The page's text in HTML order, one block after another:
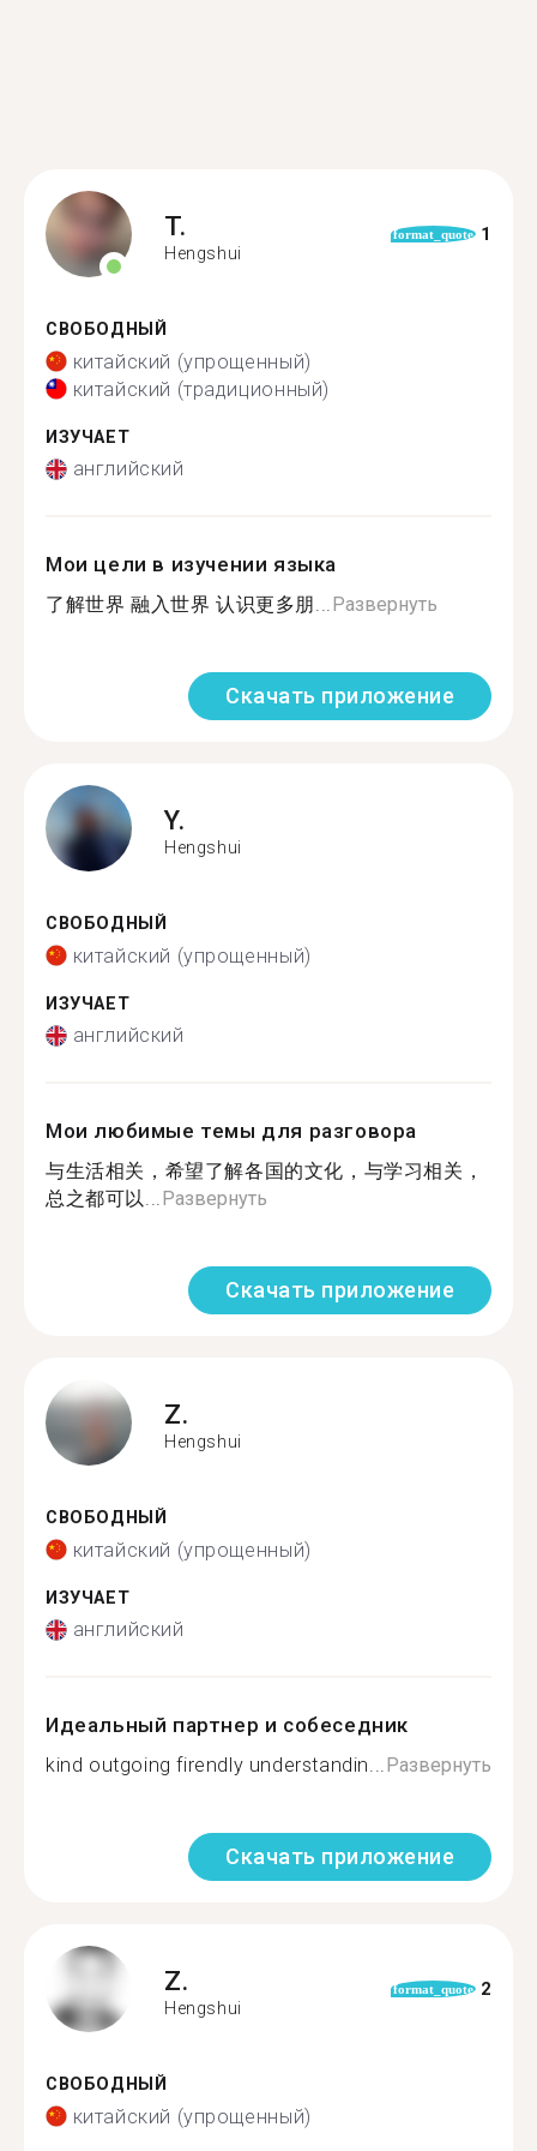
T.
Hengshui
format_quote 1
СВОБОДНЫЙ
китайский (упрощенный)
китайский (традиционный)
ИЗУЧАЕТ
английский
Мои цели в изучении языка
了解世界 融入世界 认识更多朋...Развернуть
Скачать приложение
Y.
Hengshui
СВОБОДНЫЙ
китайский (упрощенный)
ИЗУЧАЕТ
английский
Мои любимые темы для разговора
与生活相关，希望了解各国的文化，与学习相关，
总之都可以...Развернуть
Скачать приложение
Z.
Hengshui
СВОБОДНЫЙ
китайский (упрощенный)
ИЗУЧАЕТ
английский
Идеальный партнер и собеседник
kind outgoing firendly understandin...Развернуть
Скачать приложение
Z.
Hengshui
format_quote 2
СВОБОДНЫЙ
китайский (упрощенный)